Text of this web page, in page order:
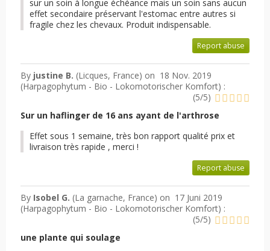
sur un soin à longue échéance mais un soin sans aucun
effet secondaire préservant l'estomac entre autres si
fragile chez les chevaux. Produit indispensable.
Report abuse
By justine B. (Licques, France) on 18 Nov. 2019
(Harpagophytum - Bio - Lokomotorischer Komfort) :
(5/5)
Sur un haflinger de 16 ans ayant de l'arthrose
Effet sous 1 semaine, très bon rapport qualité prix et
livraison très rapide , merci !
Report abuse
By Isobel G. (La garnache, France) on 17 Juni 2019
(Harpagophytum - Bio - Lokomotorischer Komfort) :
(5/5)
une plante qui soulage